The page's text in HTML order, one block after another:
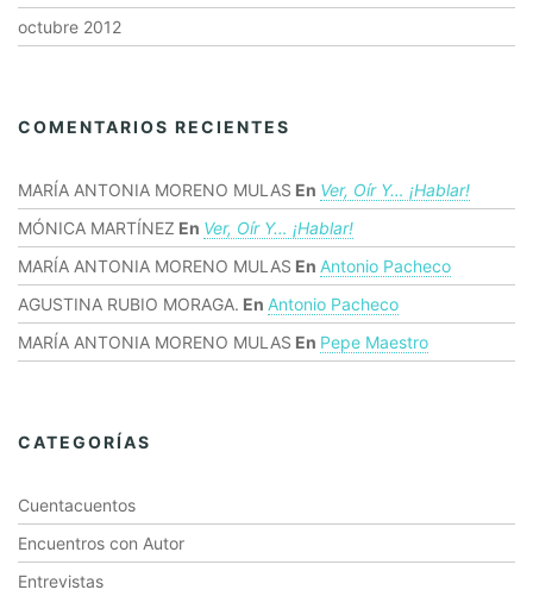
octubre 2012
COMENTARIOS RECIENTES
MARÍA ANTONIA MORENO MULAS En Ver, Oír Y… ¡hablar!
MÓNICA MARTÍNEZ En Ver, Oír Y… ¡hablar!
MARÍA ANTONIA MORENO MULAS En Antonio Pacheco
AGUSTINA RUBIO MORAGA. En Antonio Pacheco
MARÍA ANTONIA MORENO MULAS En Pepe Maestro
CATEGORÍAS
Cuentacuentos
Encuentros con Autor
Entrevistas